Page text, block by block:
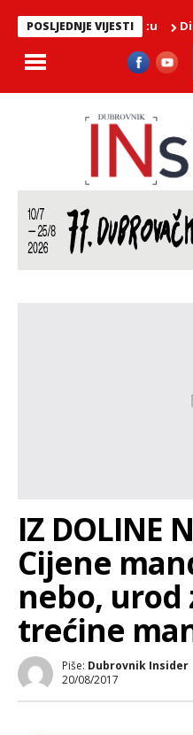
POSLJEDNJE VIJESTI
Dim iz
IZ DOLINE
Cijene
nebo, urod
trećine
Piše: Dubrovnik Insider
20/08/2017